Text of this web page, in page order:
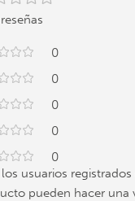
0
0
0
0
0
usuarios
pueden hacer una